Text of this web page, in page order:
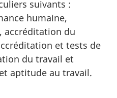
suivants :
humaine,
accréditation du
et tests de
du travail et
aptitude au travail.